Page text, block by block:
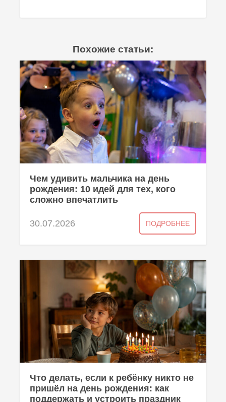
Похожие статьи:
Чем удивить мальчика на день
рождения: 10 идей для тех, кого
сложно впечатлить
30.07.2026 ПОДРОБНЕЕ
Что делать, если к ребёнку никто не
пришёл на день рождения: как
поддержать и устроить праздник